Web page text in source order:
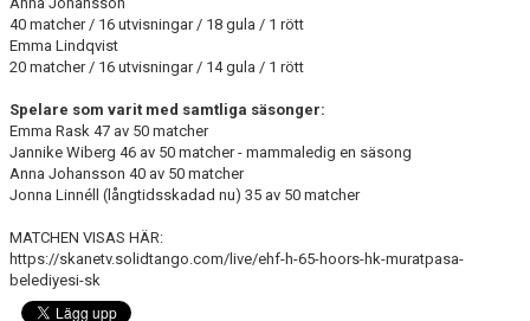
40 matcher / 16 utvisningar / 18 gula / 1 rött
Emma Lindqvist
20 matcher / 16 utvisningar / 14 gula / 1 rött
Spelare som varit med samtliga säsonger:
Emma Rask 47 av 50 matcher
Jannike Wiberg 46 av 50 matcher - mammaledig en säsong
Anna Johansson 40 av 50 matcher
Jonna Linnéll (långtidsskadad nu) 35 av 50 matcher
MATCHEN VISAS HÄR:
https://skanetv.solidtango.com/live/ehf-h-65-hoors-hk-muratpasa-
belediyesi-sk